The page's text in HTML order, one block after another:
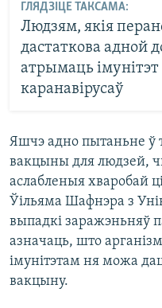
ГЛЯДЗІЦЕ ТАКСАМА:
Людзям, якія
дастаткова адной
атрымаць
каранавірусаў
Яшчэ адно пытаньне ў
вакцыны для людзей,
аслабленыя хваробай
Ўільяма Шафнэра з
выпадкі заражэньняў
азначаць, што
імунітэтам ня можа
вакцыну.